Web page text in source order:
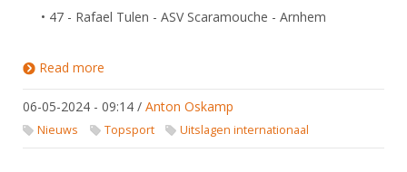
• 47 - Rafael Tulen - ASV Scaramouche - Arnhem
Read more
06-05-2024 - 09:14 / Anton Oskamp
Nieuws Topsport Uitslagen internationaal